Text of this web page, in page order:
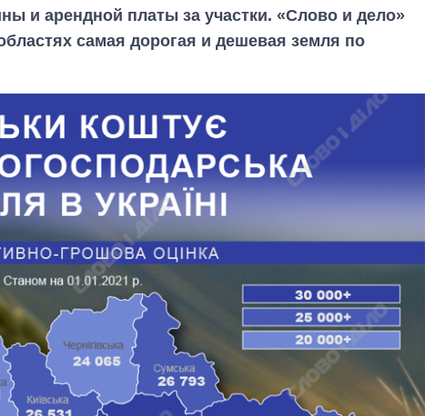
и арендной платы за участки. «Слово и дело»
самая дорогая и дешевая земля по